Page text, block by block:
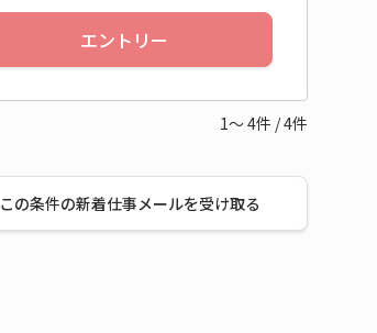
エントリー
1～4件 /4件
この条件の新着仕事メールを受け取る